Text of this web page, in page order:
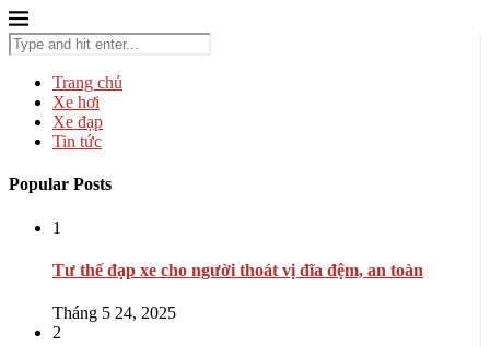
Trang chủ
Xe hơi
Xe đạp
Tin tức
Popular Posts
1
Tư thế đạp xe cho người thoát vị đĩa đệm, an toàn
Tháng 5 24, 2025
2